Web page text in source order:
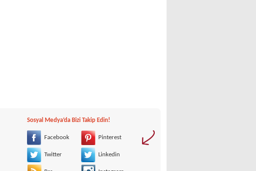
Sosyal Medya‘da Bizi Takip Edin!
Facebook Pinterest
Twitter Linkedin